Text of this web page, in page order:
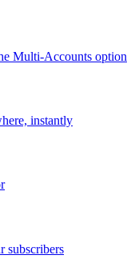
Multi-Accounts option
instantly
subscribers